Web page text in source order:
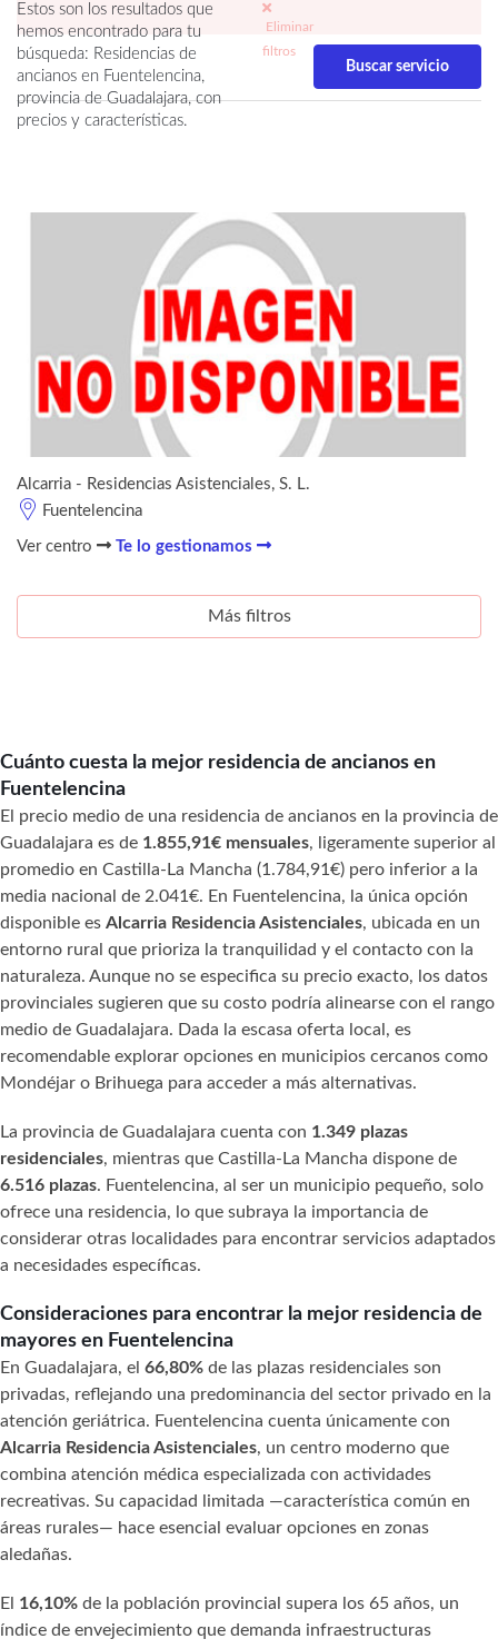
Estos son los resultados que
hemos encontrado para tu
búsqueda: Residencias de
ancianos en Fuentelencina,
provincia de Guadalajara, con
precios y características.
Eliminar
filtros
Alcarria - Residencias Asistenciales, S. L.
Fuentelencina
Ver centro Te lo gestionamos
Más filtros
Cuánto cuesta la mejor residencia de ancianos en
Fuentelencina
El precio medio de una residencia de ancianos en la provincia de
Guadalajara es de 1.855,91€ mensuales, ligeramente superior al
promedio en Castilla-La Mancha (1.784,91€) pero inferior a la
media nacional de 2.041€. En Fuentelencina, la única opción
disponible es Alcarria Residencia Asistenciales, ubicada en un
entorno rural que prioriza la tranquilidad y el contacto con la
naturaleza. Aunque no se especifica su precio exacto, los datos
provinciales sugieren que su costo podría alinearse con el rango
medio de Guadalajara. Dada la escasa oferta local, es
recomendable explorar opciones en municipios cercanos como
Mondéjar o Brihuega para acceder a más alternativas.
La provincia de Guadalajara cuenta con 1.349 plazas
residenciales, mientras que Castilla-La Mancha dispone de
6.516 plazas. Fuentelencina, al ser un municipio pequeño, solo
ofrece una residencia, lo que subraya la importancia de
considerar otras localidades para encontrar servicios adaptados
a necesidades específicas.
Consideraciones para encontrar la mejor residencia de
mayores en Fuentelencina
En Guadalajara, el 66,80% de las plazas residenciales son
privadas, reflejando una predominancia del sector privado en la
atención geriátrica. Fuentelencina cuenta únicamente con
Alcarria Residencia Asistenciales, un centro moderno que
combina atención médica especializada con actividades
recreativas. Su capacidad limitada —característica común en
áreas rurales— hace esencial evaluar opciones en zonas
aledañas.
El 16,10% de la población provincial supera los 65 años, un
índice de envejecimiento que demanda infraestructuras